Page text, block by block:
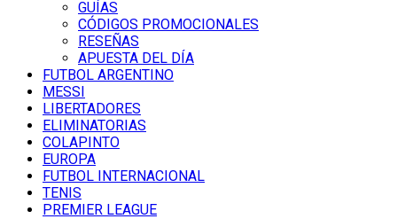
GUÍAS
CÓDIGOS PROMOCIONALES
RESEÑAS
APUESTA DEL DÍA
FUTBOL ARGENTINO
MESSI
LIBERTADORES
ELIMINATORIAS
COLAPINTO
EUROPA
FUTBOL INTERNACIONAL
TENIS
PREMIER LEAGUE